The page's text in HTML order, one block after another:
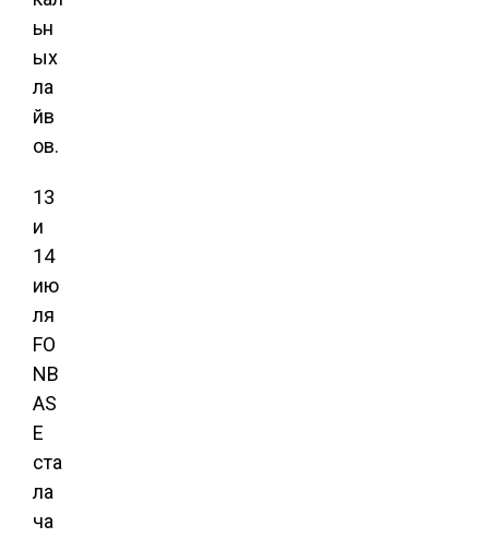
ьн
ых
ла
йв
ов.
13
и
14
ию
ля
FO
NB
AS
E
ста
ла
ча